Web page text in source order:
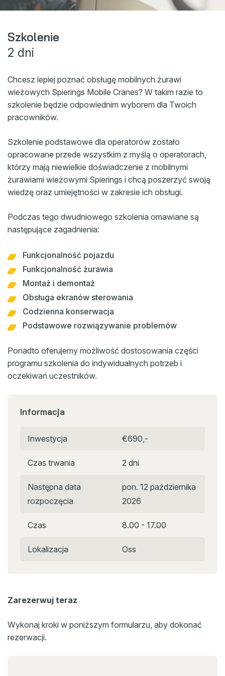
Nowości
Wydarzenia
My Spierings
Polityka plików cookie
Polityka prywatności
Szkolenie
2 dni
Chcesz lepiej poznać obsługę mobilnych żurawi
wieżowych Spierings Mobile Cranes? W takim razie to
szkolenie będzie odpowiednim wyborem dla Twoich
pracowników.
Szkolenie podstawowe dla operatorów zostało
opracowane przede wszystkim z myślą o operatorach,
którzy mają niewielkie doświadczenie z mobilnymi
żurawiami wieżowymi Spierings i chcą poszerzyć swoją
wiedzę oraz umiejętności w zakresie ich obsługi.
Podczas tego dwudniowego szkolenia omawiane są
następujące zagadnienia:
Funkcjonalność pojazdu
Funkcjonalność żurawia
Montaż i demontaż
Obsługa ekranów sterowania
Codzienna konserwacja
Podstawowe rozwiązywanie problemów
Ponadto oferujemy możliwość dostosowania części
programu szkolenia do indywidualnych potrzeb i
oczekiwań uczestników.
Informacja
Inwestycja €690,-
Czas trwania 2 dni
Następna data
rozpoczęcia
pon. 12 października
2026
Czas 8.00 - 17.00
Lokalizacja Oss
Zarezerwuj teraz
Wykonaj kroki w poniższym formularzu, aby dokonać
rezerwacji.